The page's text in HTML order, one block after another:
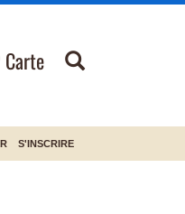
Carte
S'INSCRIRE